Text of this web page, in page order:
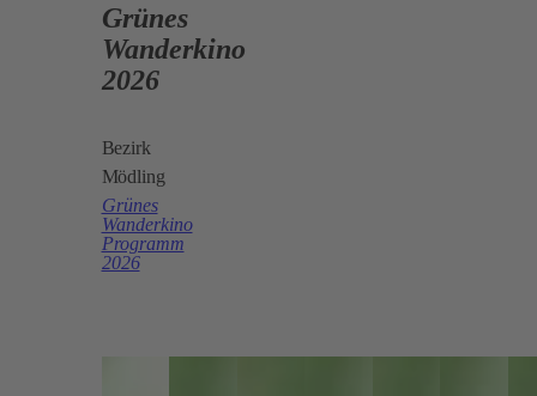
Grünes
Wanderkino
2026
Bezirk
Mödling
Grünes
Wanderkino
Programm
2026